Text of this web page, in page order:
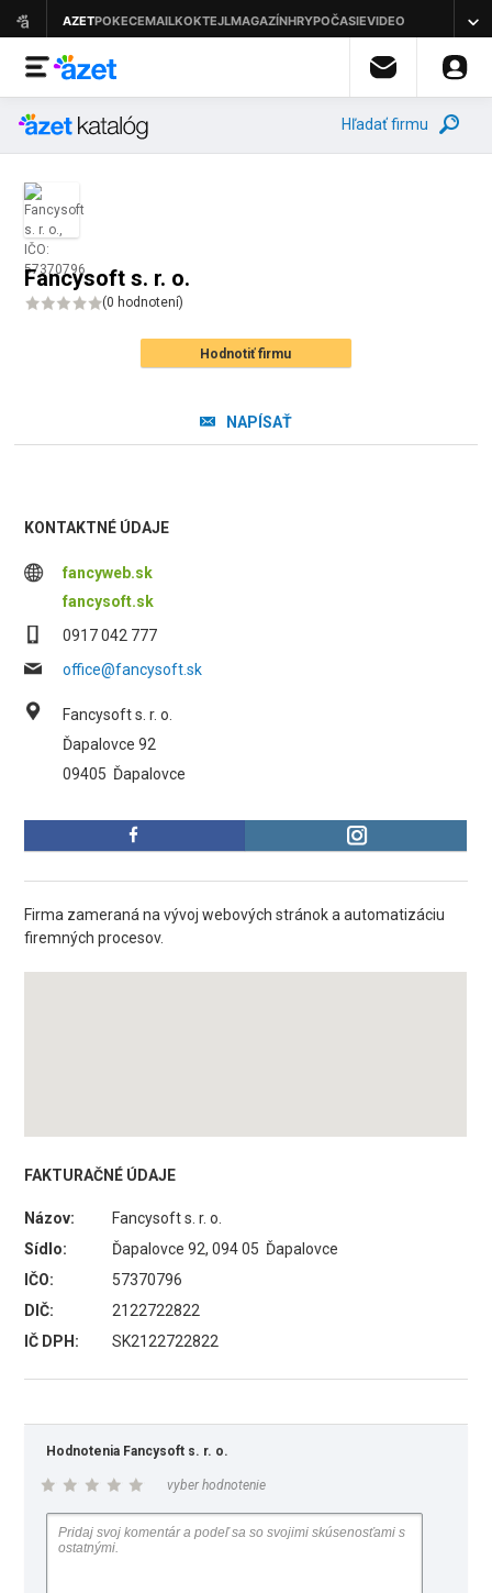
Hľadať firmu
Fancysoft s. r. o.
(0 hodnotení)
Hodnotiť firmu
NAPÍSAŤ
KONTAKTNÉ ÚDAJE
fancyweb.sk
fancysoft.sk
0917 042 777
office@fancysoft.sk
Fancysoft s. r. o.
Ďapalovce 92
09405 Ďapalovce
Firma zameraná na vývoj webových stránok a automatizáciu
firemných procesov.
FAKTURAČNÉ ÚDAJE
Názov:
Fancysoft s. r. o.
Sídlo:
Ďapalovce 92, 094 05 Ďapalovce
IČO:
57370796
DIČ:
2122722822
IČ DPH:
SK2122722822
Hodnotenia Fancysoft s. r. o.
vyber hodnotenie